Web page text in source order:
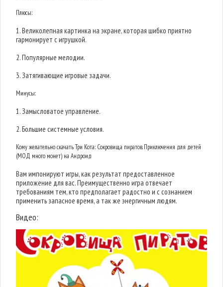
Плюсы:
1. Великолепная картинка на экране, которая шибко приятно
гармонирует с игрушкой.
2. Популярные мелодии.
3. Затягивающие игровые задачи.
Минусы:
1. Замысловатое управление.
2. Большие системные условия.
Кому желательно скачать Три Кота: Сокровища пиратов. Приключения для детей
(МОД много монет) на Андроид
Вам импонируют игры, как результат предоставленное
приложение для вас. Преимущественно игра отвечает
требованиям тем, кто предполагает радостно и с сознанием
применить запасное время, а так же энергичным людям.
Видео: